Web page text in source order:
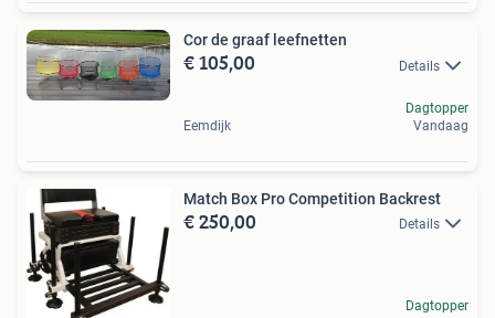
Cor de graaf leefnetten
€ 105,00 Details
Eemdijk
Dagtopper
Vandaag
Match Box Pro Competition Backrest
€ 250,00 Details
Dagtopper